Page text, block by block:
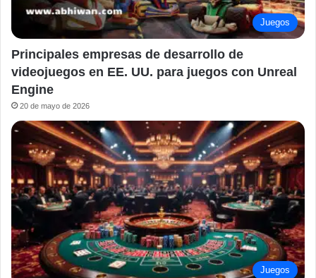
Juegos
Principales empresas de desarrollo de
videojuegos en EE. UU. para juegos con Unreal
Engine
20 de mayo de 2026
Juegos